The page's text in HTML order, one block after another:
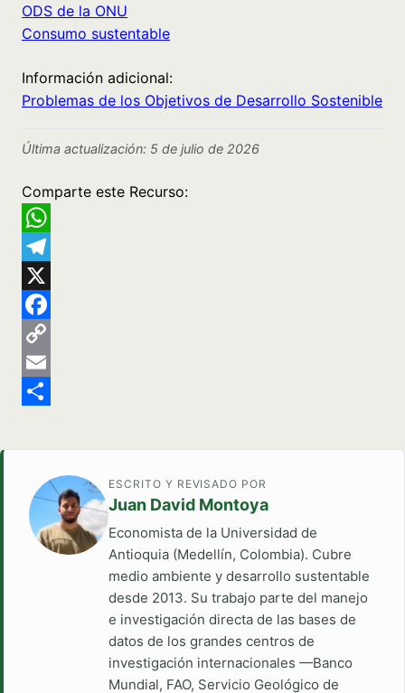
ODS de la ONU
Consumo sustentable
Información adicional:
Problemas de los Objetivos de Desarrollo Sostenible
Última actualización: 5 de julio de 2026
Comparte este Recurso:
WhatsApp
Telegram
X
Facebook
Copy
Link
Email
ESCRITO Y REVISADO POR
Juan David Montoya
Economista de la Universidad de
Antioquia (Medellín, Colombia). Cubre
medio ambiente y desarrollo sustentable
desde 2013. Su trabajo parte del manejo
e investigación directa de las bases de
datos de los grandes centros de
investigación internacionales —Banco
Mundial, FAO, Servicio Geológico de